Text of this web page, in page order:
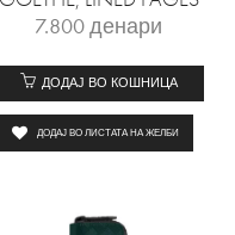
7.800денари
ДОДАЈ ВО КОШНИЦА
ДОДАЈ ВО ЛИСТАТА НА ЖЕЛБИ